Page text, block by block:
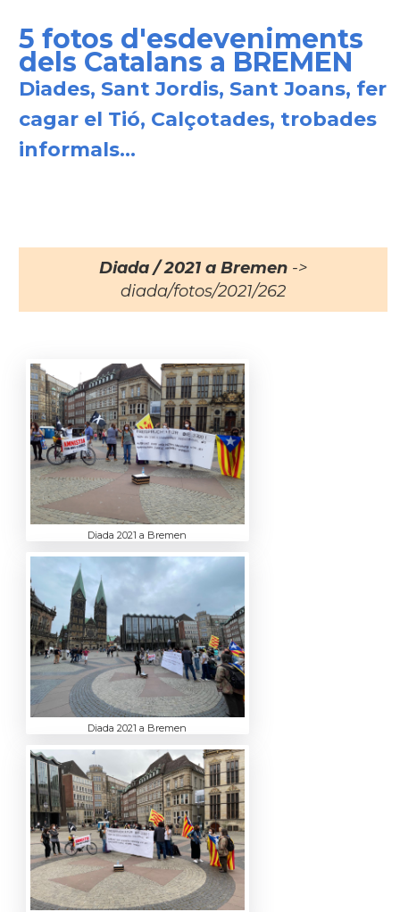
5 fotos d'esdeveniments
dels Catalans a BREMEN
Diades, Sant Jordis, Sant Joans, fer
cagar el Tió, Calçotades, trobades
informals...
Diada / 2021 a Bremen->
diada/fotos/2021/262
Diada 2021 a Bremen
Diada 2021 a Bremen